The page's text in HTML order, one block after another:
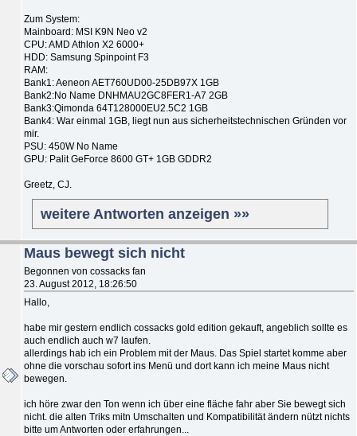
Zum System:
Mainboard: MSI K9N Neo v2
CPU: AMD Athlon X2 6000+
HDD: Samsung Spinpoint F3
RAM:
Bank1: Aeneon AET760UD00-25DB97X 1GB
Bank2:No Name DNHMAU2GC8FER1-A7 2GB
Bank3:Qimonda 64T128000EU2.5C2 1GB
Bank4: War einmal 1GB, liegt nun aus sicherheitstechnischen Gründen vor
mir.
PSU: 450W No Name
GPU: Palit GeForce 8600 GT+ 1GB GDDR2
Greetz, CJ.
weitere Antworten anzeigen »»
Maus bewegt sich nicht
Begonnen von cossacks fan
23. August 2012, 18:26:50
Hallo,
habe mir gestern endlich cossacks gold edition gekauft, angeblich sollte es
auch endlich auch w7 laufen.
allerdings hab ich ein Problem mit der Maus. Das Spiel startet komme aber
ohne die vorschau sofort ins Menü und dort kann ich meine Maus nicht
bewegen.
ich höre zwar den Ton wenn ich über eine fläche fahr aber Sie bewegt sich
nicht. die alten Triks mitn Umschalten und Kompatibilität ändern nützt nichts
bitte um Antworten oder erfahrungen...